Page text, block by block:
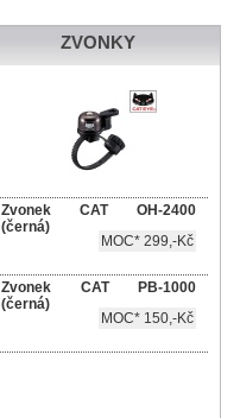
ZVONKY
Zvonek CAT OH-2400
(černá)
MOC* 299,-Kč
Zvonek CAT PB-1000
(černá)
MOC* 150,-Kč